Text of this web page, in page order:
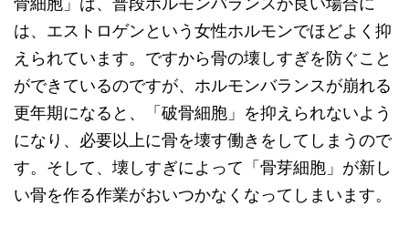
は、エストロゲンという女性ホルモンでほどよく抑
えられています。ですから骨の壊しすぎを防ぐこと
ができているのですが、ホルモンバランスが崩れる
更年期になると、「破骨細胞」を抑えられないよう
になり、必要以上に骨を壊す働きをしてしまうので
す。そして、壊しすぎによって「骨芽細胞」が新し
い骨を作る作業がおいつかなくなってしまいます。